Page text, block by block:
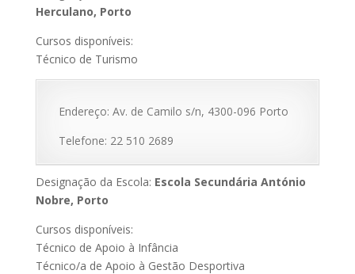
Herculano, Porto
Cursos disponíveis:
Técnico de Turismo
Endereço: Av. de Camilo s/n, 4300-096 Porto
Telefone: 22 510 2689
Designação da Escola: Escola Secundária António
Nobre, Porto
Cursos disponíveis:
Técnico de Apoio à Infância
Técnico/a de Apoio à Gestão Desportiva